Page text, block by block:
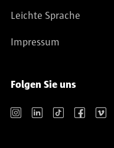
Leichte Sprache
Impressum
Folgen Sie uns
Instagram LinkedIn TikTok Facebook Vimeo